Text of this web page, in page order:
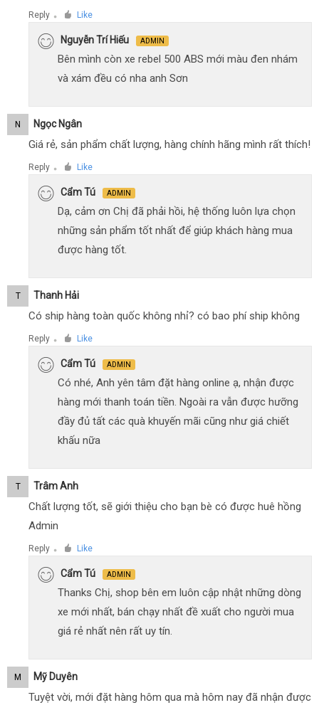
Reply ● Like
Nguyễn Trí Hiếu ADMIN
Bên mình còn xe rebel 500 ABS mới màu đen nhám
và xám đều có nha anh Sơn
N Ngọc Ngân
Giá rẻ, sản phẩm chất lượng, hàng chính hãng mình rất thích!
Reply ● Like
Cẩm Tú ADMIN
Dạ, cảm ơn Chị đã phải hồi, hệ thống luôn lựa chọn
những sản phẩm tốt nhất để giúp khách hàng mua
được hàng tốt.
T Thanh Hải
Có ship hàng toàn quốc không nhỉ? có bao phí ship không
Reply ● Like
Cẩm Tú ADMIN
Có nhé, Anh yên tâm đặt hàng online ạ, nhận được
hàng mới thanh toán tiền. Ngoài ra vẫn được hưỡng
đầy đủ tất các quà khuyến mãi cũng như giá chiết
khấu nữa
T Trâm Anh
Chất lượng tốt, sẽ giới thiệu cho bạn bè có được huê hồng
Admin
Reply ● Like
Cẩm Tú ADMIN
Thanks Chị, shop bên em luôn cập nhật những dòng
xe mới nhất, bán chạy nhất đề xuất cho người mua
giá rẻ nhất nên rất uy tín.
M Mỹ Duyên
Tuyệt vời, mới đặt hàng hôm qua mà hôm nay đã nhận được